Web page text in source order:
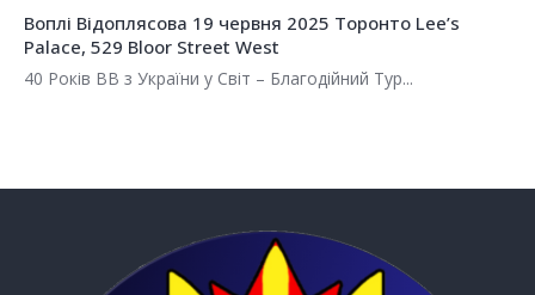
Воплі Відоплясова 19 червня 2025 Торонто Lee’s
Palace, 529 Bloor Street West
40 Років ВВ з України у Світ – Благодійний Тур...